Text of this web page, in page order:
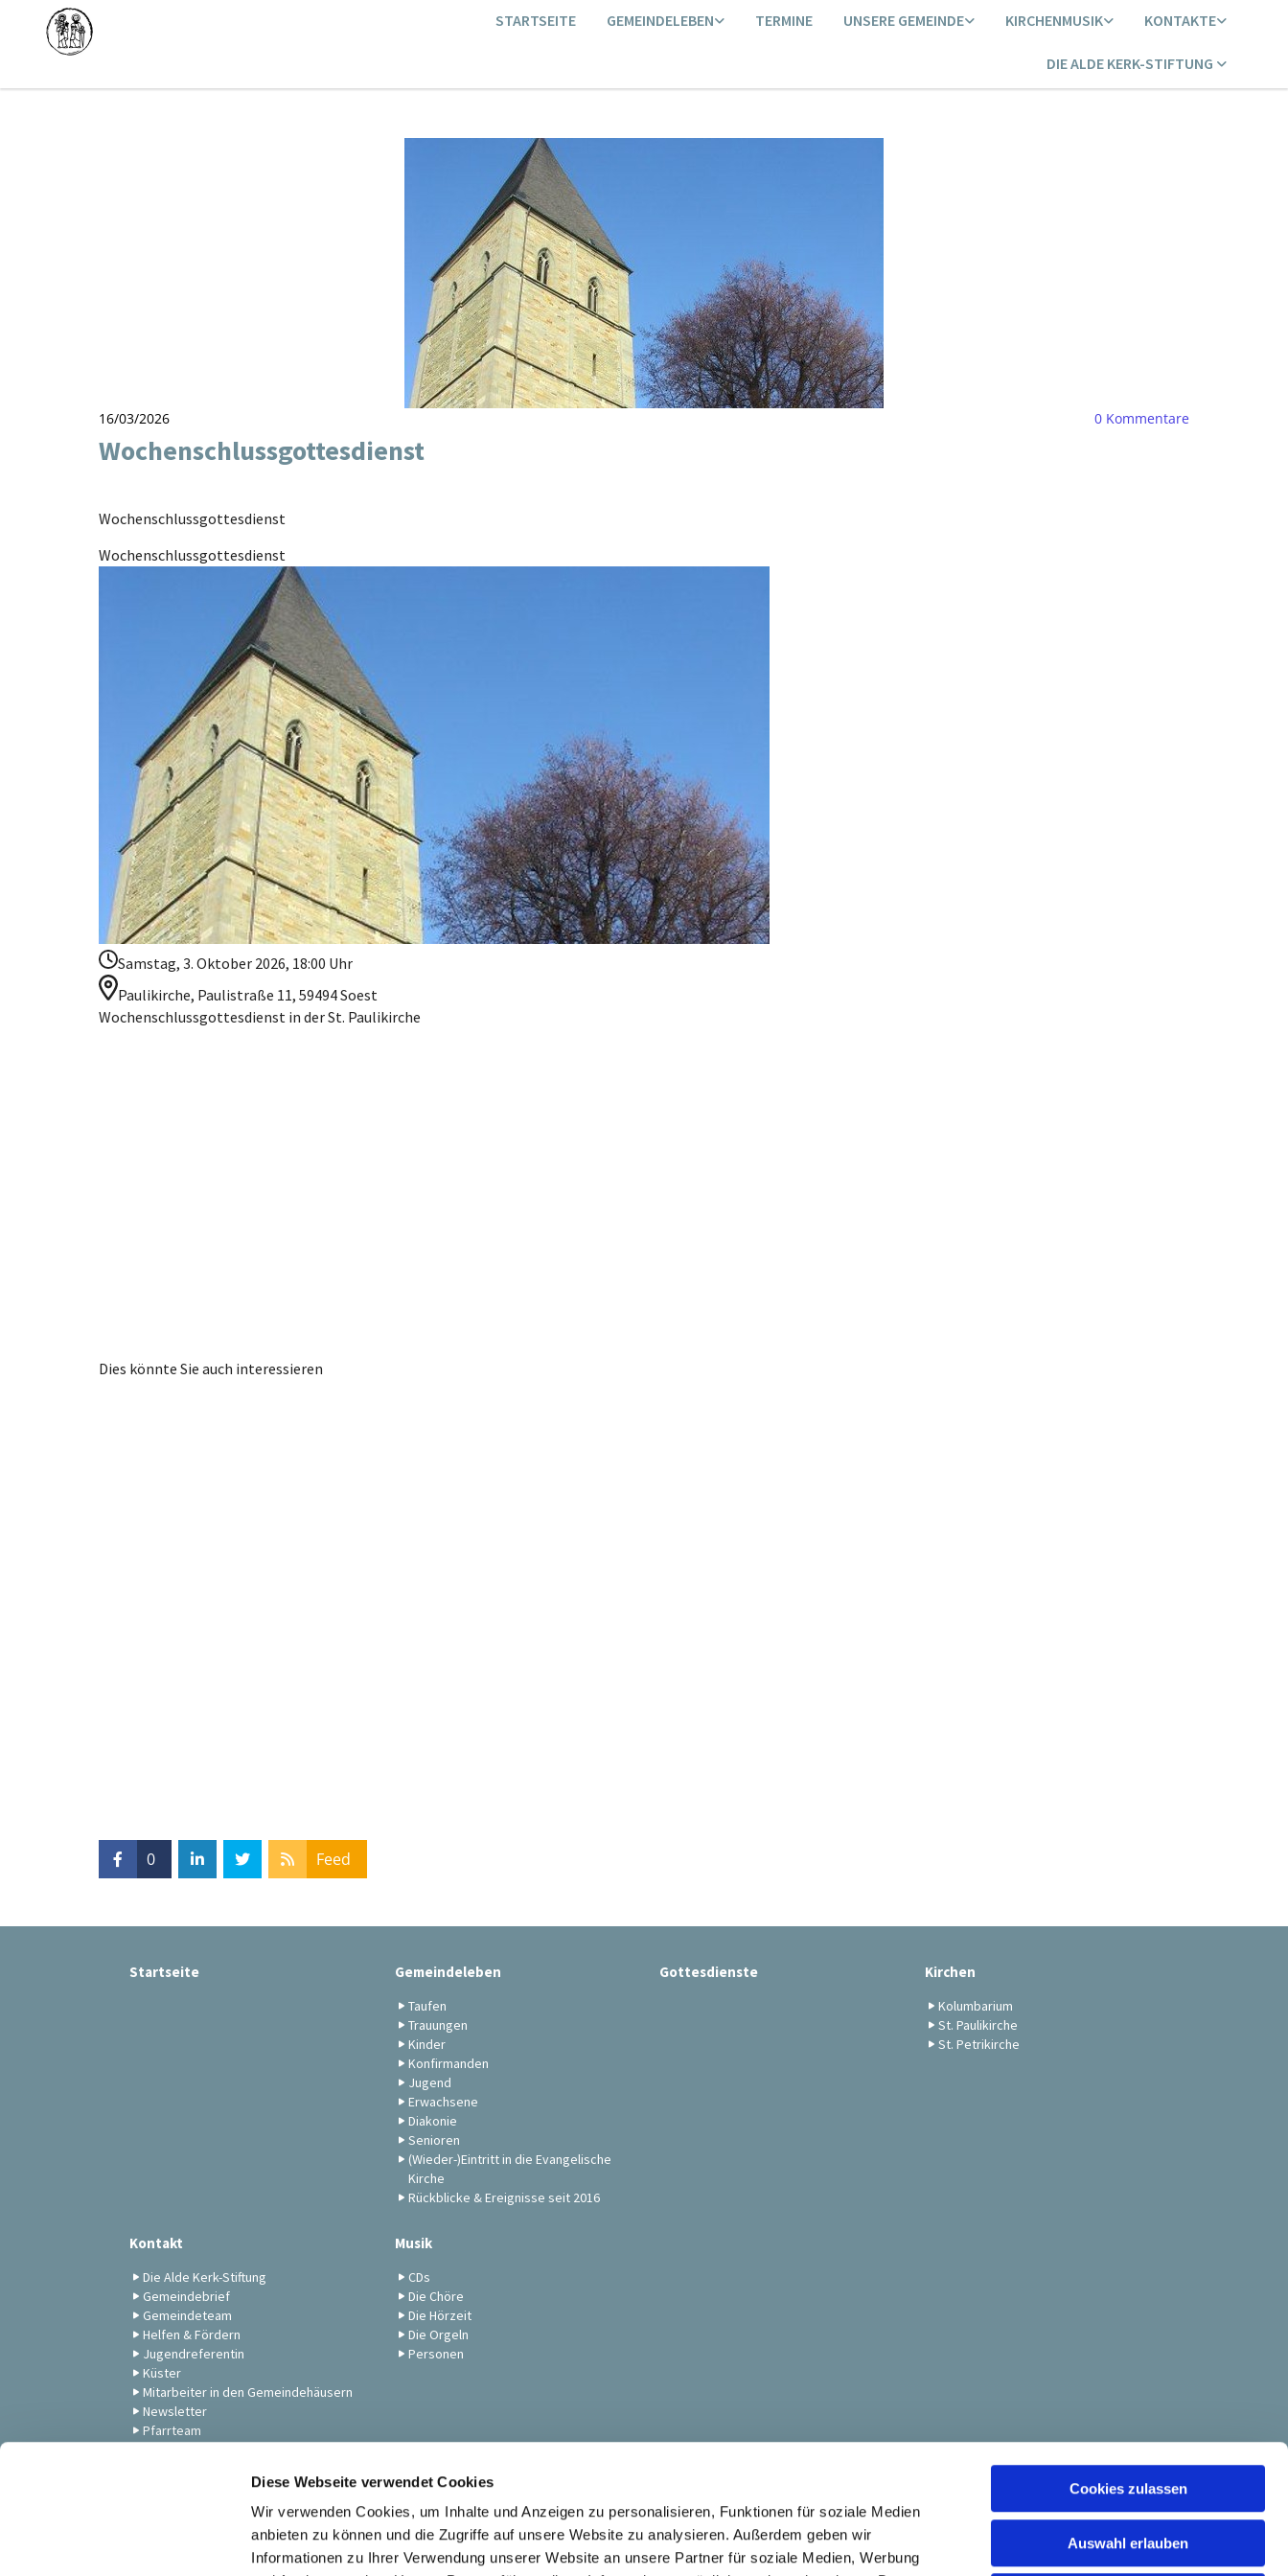
Diese Webseite verwendet Cookies
Wir verwenden Cookies, um Inhalte und Anzeigen zu personalisieren, Funktionen für soziale Medien
anbieten zu können und die Zugriffe auf unsere Website zu analysieren. Außerdem geben wir
Informationen zu Ihrer Verwendung unserer Website an unsere Partner für soziale Medien, Werbung
Cookies zulassen
Auswahl erlauben
STARTSEITE GEMEINDELEBEN TERMINE UNSERE GEMEINDE KIRCHENMUSIK KONTAKTE
DIE ALDE KERK-STIFTUNG
16/03/2026 0 Kommentare
Wochenschlussgottesdienst
Wochenschlussgottesdienst
Wochenschlussgottesdienst
Samstag, 3. Oktober 2026, 18:00 Uhr
Paulikirche, Paulistraße 11, 59494 Soest
Wochenschlussgottesdienst in der St. Paulikirche
Dies könnte Sie auch interessieren
0 Feed
Startseite Gemeindeleben
Taufen
Trauungen
Kinder
Konfirmanden
Jugend
Erwachsene
Diakonie
Senioren
(Wieder-)Eintritt in die Evangelische
Kirche
Rückblicke & Ereignisse seit 2016
Gottesdienste Kirchen
Kolumbarium
St. Paulikirche
St. Petrikirche
Kontakt
Die Alde Kerk-Stiftung
Gemeindebrief
Gemeindeteam
Helfen & Fördern
Jugendreferentin
Küster
Mitarbeiter in den Gemeindehäusern
Newsletter
Pfarrteam
Zum Anschauen: Andachten,
Gottesdienste & Musik
Musik
CDs
Die Chöre
Die Hörzeit
Die Orgeln
Personen